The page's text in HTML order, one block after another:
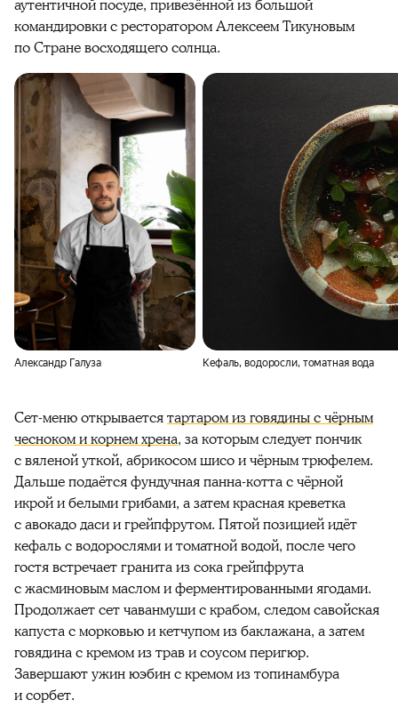
аутентичной посуде, привезённой из большой
командировки с ресторатором Алексеем Тикуновым
по Стране восходящего солнца.
Александр Галуза Кефаль, водоросли, томатная вода
Сет-меню открываетсятартаром из говядины с чёрным
чесноком и корнем хрена, за которым следует пончик
с вяленой уткой, абрикосом шисо и чёрным трюфелем.
Дальше подаётся фундучная панна-котта с чёрной
икрой и белыми грибами, а затем красная креветка
с авокадо даси и грейпфрутом. Пятой позицией идёт
кефаль с водорослями и томатной водой, после чего
гостя встречает гранита из сока грейпфрута
с жасминовым маслом и ферментированными ягодами.
Продолжает сет чаванмуши с крабом, следом савойская
капуста с морковью и кетчупом из баклажана, а затем
говядина с кремом из трав и соусом перигюр.
Завершают ужин юэбин с кремом из топинамбура
и сорбет.